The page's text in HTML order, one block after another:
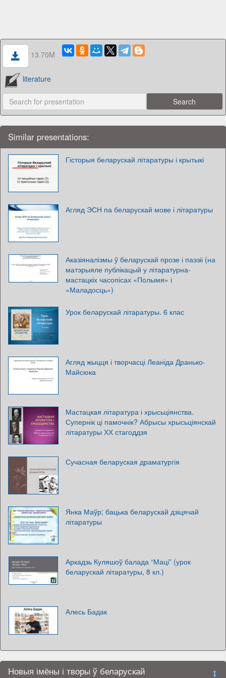
13.70M
literature
Similar presentations:
Гісторыя беларускай літаратуры і крытыкі
Агляд ЭСН па беларускай мове і літаратуры
Аказіяналізмы ў беларускай прозе і паэзіі (на
матэрыяле публікацый у літаратурна-
мастацкіх часопісах «Полымя» і
«Маладосць»)
Урок беларускай літаратуры. 6 клас
Агляд жыцця і творчасці Леаніда Дранько-
Майсюка
Мастацкая літаратура і хрысьціянства.
Супернік ці памочнік? Абрысы хрысьціянскай
літаратуры ХХ стагоддзя
Сучасная беларуская драматургія
Янка Маўр; бацька беларускай дзіцячай
літаратуры
Аркадзь Куляшоў балада “Маці” (урок
беларускай літаратуры, 8 кл.)
Алесь Бадак
Новыя імёны і творы ў беларускай